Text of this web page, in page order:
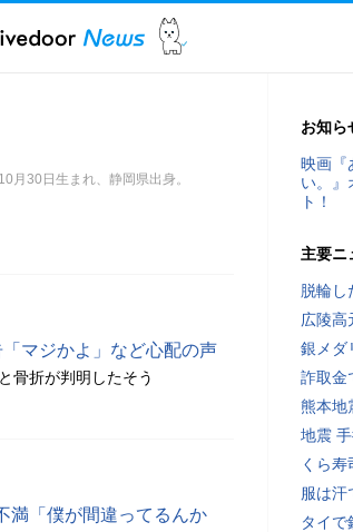
月30日生まれ、静岡県出身。
マジかよ」など心配の声
骨折が判明したそう
満「僕が間違ってるんか
お知ら
映画『
い。』
ト！
主要ニ
脱輪し
広陵高
銀メダ
詐取金
熊本地
地震
くら
服は汗
タイで